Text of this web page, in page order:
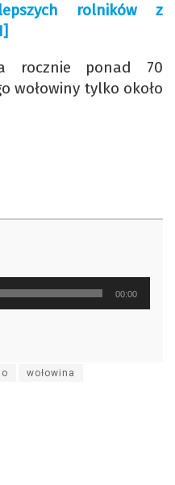
rolników z
rocznie ponad 70
wołowiny tylko około
00:00
wołowina